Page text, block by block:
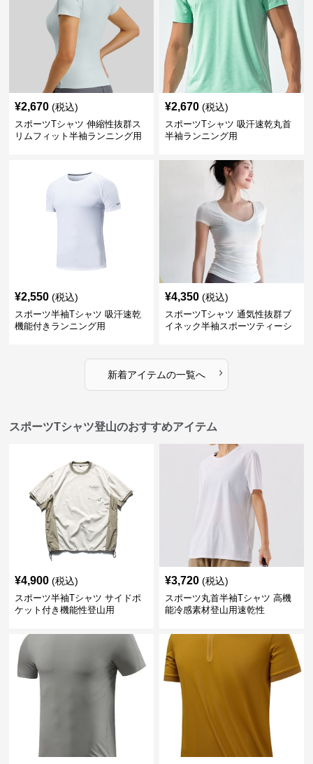
¥2,670 (税込)
スポーツTシャツ 伸縮性抜群ス
リムフィット半袖ランニング用
¥2,670 (税込)
スポーツTシャツ 吸汗速乾丸首
半袖ランニング用
¥2,550 (税込)
スポーツ半袖Tシャツ 吸汗速乾
機能付きランニング用
¥4,350 (税込)
スポーツTシャツ 通気性抜群ブ
イネック半袖スポーツティーシ
新着アイテムの一覧へ ›
スポーツTシャツ登山のおすすめアイテム
¥4,900 (税込)
スポーツ半袖Tシャツ サイドポ
ケット付き機能性登山用
¥3,720 (税込)
スポーツ丸首半袖Tシャツ 高機
能冷感素材登山用速乾性